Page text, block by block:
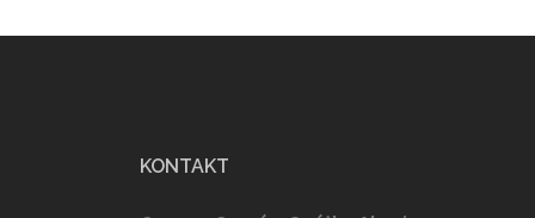
KONTAKT